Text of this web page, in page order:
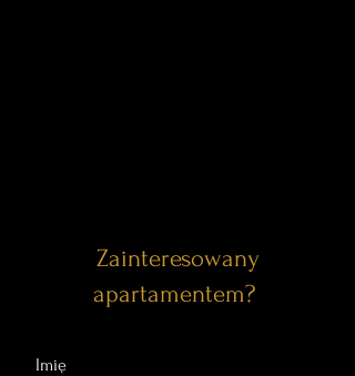
Zainteresowany
apartamentem?
Imię